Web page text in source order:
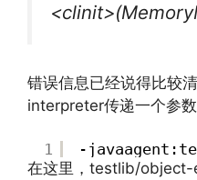
错误信息已经说得比较
interpreter传递一个参数
1
-
在这里，testlib/